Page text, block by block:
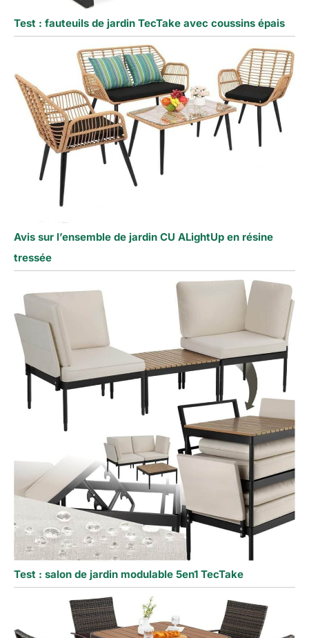
Test : fauteuils de jardin TecTake avec coussins épais
Avis sur l’ensemble de jardin CU ALightUp en résine
tressée
Test : salon de jardin modulable 5en1 TecTake